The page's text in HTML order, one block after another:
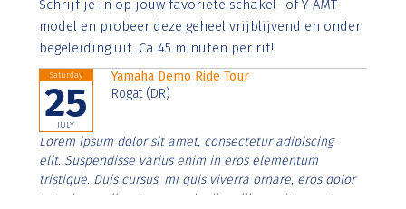
imperdiet. Nunc ut sem vitae risus tristique posuere.
Schrijf je in op jouw favoriete schakel- of Y-AMT
model en probeer deze geheel vrijblijvend en onder
begeleiding uit. Ca 45 minuten per rit!
Saturday
25
JULY
Yamaha Demo Ride Tour
Rogat (DR)
Lorem ipsum dolor sit amet, consectetur adipiscing
elit. Suspendisse varius enim in eros elementum
tristique. Duis cursus, mi quis viverra ornare, eros dolor
interdum nulla, ut commodo diam libero vitae erat.